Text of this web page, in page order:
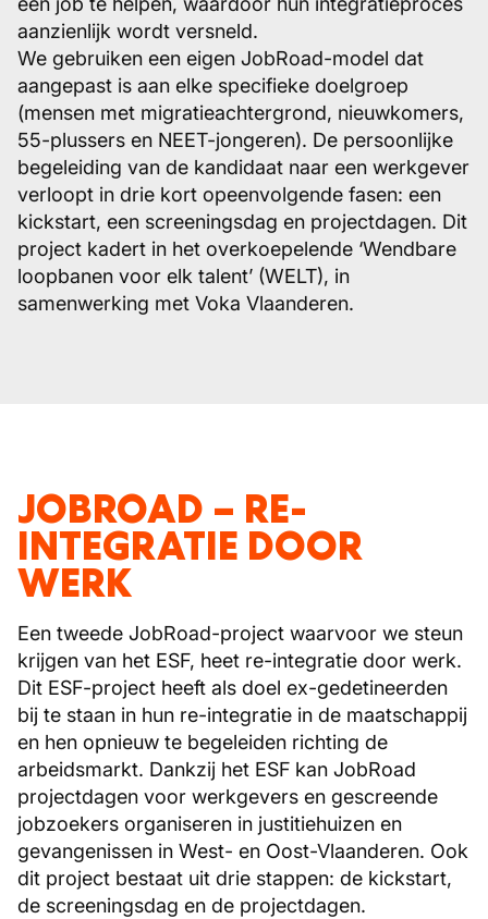
aanzienlijk wordt versneld.
We gebruiken een eigen JobRoad-model dat
aangepast is aan elke specifieke doelgroep
(mensen met migratieachtergrond, nieuwkomers,
55-plussers en NEET-jongeren). De persoonlijke
begeleiding van de kandidaat naar een werkgever
verloopt in drie kort opeenvolgende fasen: een
kickstart, een screeningsdag en projectdagen. Dit
project kadert in het overkoepelende ‘Wendbare
loopbanen voor elk talent’ (WELT), in
samenwerking met Voka Vlaanderen.
JOBROAD – RE-
INTEGRATIE DOOR
WERK
Een tweede JobRoad-project waarvoor we steun
krijgen van het ESF, heet re-integratie door werk.
Dit ESF-project heeft als doel ex-gedetineerden
bij te staan in hun re-integratie in de maatschappij
en hen opnieuw te begeleiden richting de
arbeidsmarkt. Dankzij het ESF kan JobRoad
projectdagen voor werkgevers en gescreende
jobzoekers organiseren in justitiehuizen en
gevangenissen in West- en Oost-Vlaanderen. Ook
dit project bestaat uit drie stappen: de kickstart,
de screeningsdag en de projectdagen.